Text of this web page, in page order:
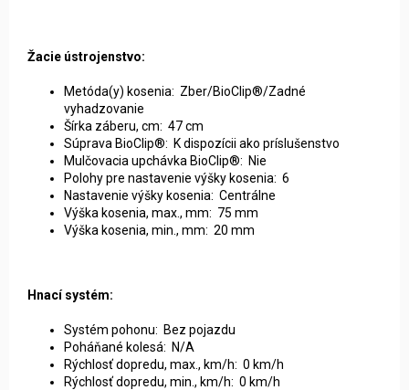
Žacie ústrojenstvo:
Metóda(y) kosenia: Zber/BioClip®/Zadné
vyhadzovanie
Šírka záberu, cm: 47 cm
Súprava BioClip®: K dispozícii ako príslušenstvo
Mulčovacia upchávka BioClip®: Nie
Polohy pre nastavenie výšky kosenia: 6
Nastavenie výšky kosenia: Centrálne
Výška kosenia, max., mm: 75 mm
Výška kosenia, min., mm: 20 mm
Hnací systém:
Systém pohonu: Bez pojazdu
Poháňané kolesá: N/A
Rýchlosť dopredu, max., km/h: 0 km/h
Rýchlosť dopredu, min., km/h: 0 km/h